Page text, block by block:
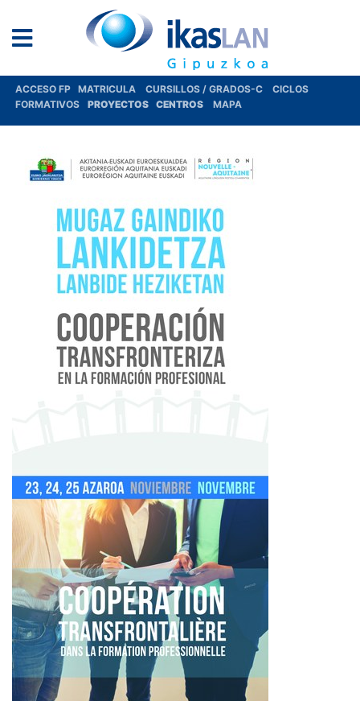
ACCESO FP MATRICULA CURSILLOS / GRADOS-C
CICLOS
FORMATIVOS
PROYECTOS CENTROS MAPA